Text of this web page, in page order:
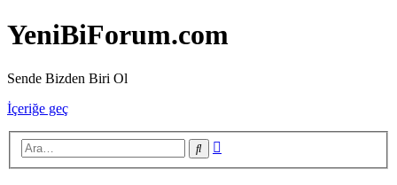
YeniBiForum.com
Sende Bizden Biri Ol
İçeriğe geç
Ara